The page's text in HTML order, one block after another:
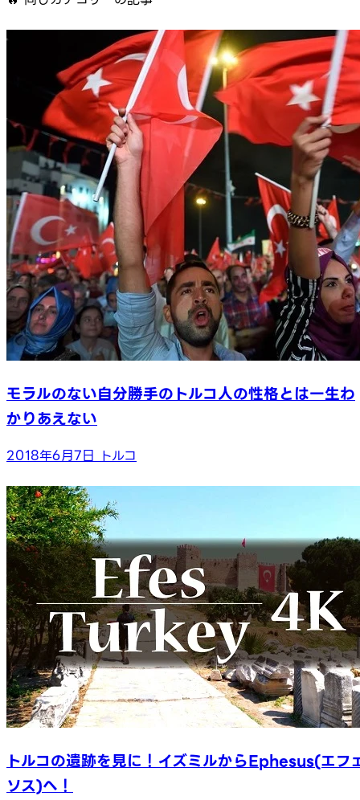
モラルのない自分勝手のトルコ人の性格とは一生わ
かりあえない
2018年6月7日 トルコ
トルコの遺跡を見に！イズミルからEphesus(エフ
ソス)へ！